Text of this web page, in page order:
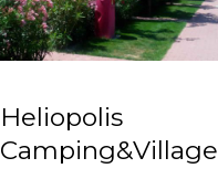
Heliopolis
Camping&Village